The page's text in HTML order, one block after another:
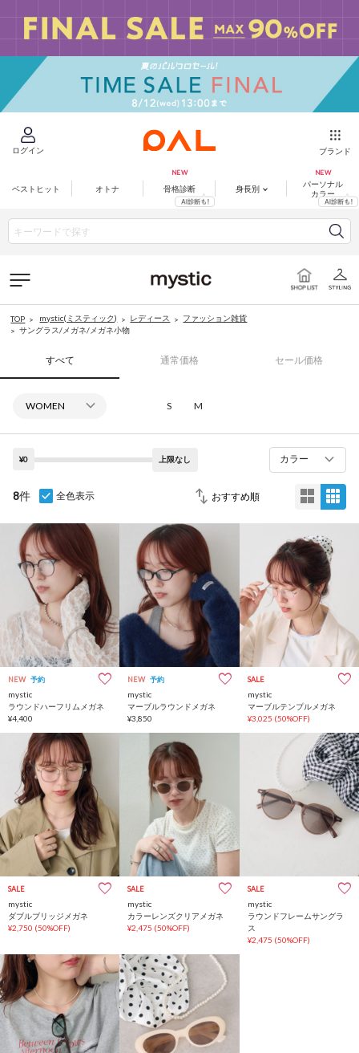
ログイン ブランド
ベストヒット オトナ 骨格診断 身長別
パーソナル
カラー
TOP mystic(ミスティック) レディース
ファッション雑貨
サングラス/メガネ/メガネ小物
すべて 通常価格 セール価格
S M
¥0 上限なし カラー
8件 全色表示
NEW 予約
mystic
ラウンドハーフリムメガネ
¥4,400
NEW 予約
mystic
マーブルラウンドメガネ
¥3,850
SALE
mystic
マーブルテンプルメガネ
¥3,025 (50%OFF)
SALE
mystic
ダブルブリッジメガネ
¥2,750 (50%OFF)
SALE
mystic
カラーレンズクリアメガネ
¥2,475 (50%OFF)
SALE
mystic
ラウンドフレームサングラ
ス
¥2,475 (50%OFF)